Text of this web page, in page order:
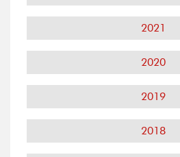
2021
2020
2019
2018